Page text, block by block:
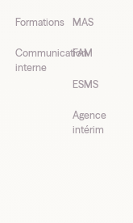
Formations
Communication
interne
MAS
FAM
ESMS
Agence
intérim